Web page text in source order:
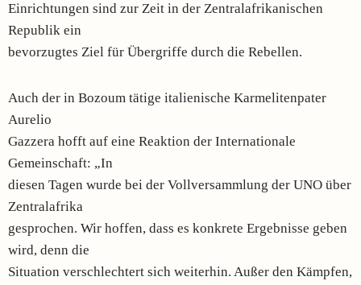
Einrichtungen sind zur Zeit in der Zentralafrikanischen
Republik ein
bevorzugtes Ziel für Übergriffe durch die Rebellen.
Auch der in Bozoum tätige italienische Karmelitenpater
Aurelio
Gazzera hofft auf eine Reaktion der Internationale
Gemeinschaft: „In
diesen Tagen wurde bei der Vollversammlung der UNO über
Zentralafrika
gesprochen. Wir hoffen, dass es konkrete Ergebnisse geben
wird, denn die
Situation verschlechtert sich weiterhin. Außer den Kämpfen,